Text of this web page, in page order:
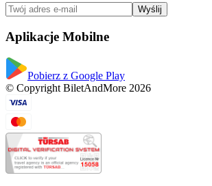
Wyślij
Aplikacje Mobilne
Pobierz z Google Play
© Copyright BiletAndMore 2026